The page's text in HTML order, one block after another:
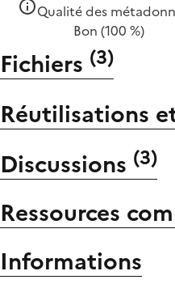
Qualité des
Bon (100 %)
Fichiers (3)
Réutilisations
Discussions (3)
Ressources
Informations